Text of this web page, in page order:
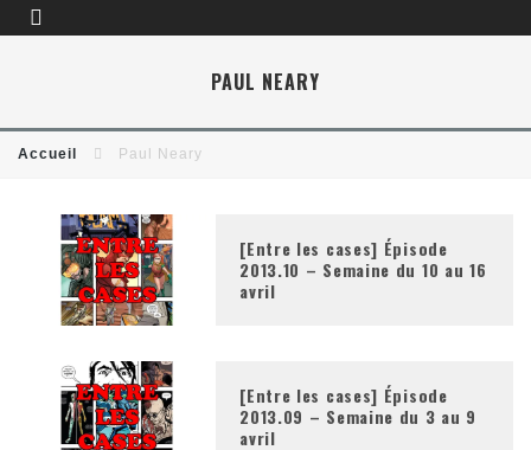
PAUL NEARY
Accueil Paul Neary
[Entre les cases] Épisode
2013.10 – Semaine du 10 au 16
avril
[Entre les cases] Épisode
2013.09 – Semaine du 3 au 9
avril